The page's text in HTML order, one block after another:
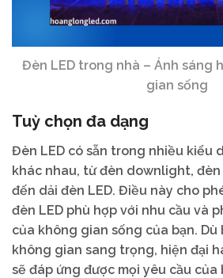
Đèn LED trong nhà – Ánh sáng
gian sống
Tuỳ chọn đa dạng
Đèn LED có sẵn trong nhiều kiểu
khác nhau, từ đèn downlight,
đến dải đèn LED. Điều này cho
đèn LED phù hợp với nhu cầu và
của không gian sống của bạn. Dù
không gian sang trọng, hiện đại
sẽ đáp ứng được mọi yêu cầu của